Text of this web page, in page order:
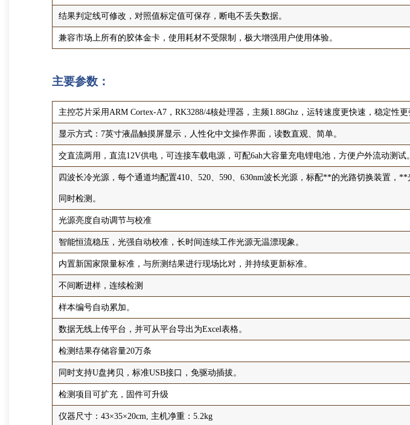
结果判定线可修改，对照值标定值可保存，断电不丢失数据。
兼容市场上所有的胶体金卡，使用耗材不受限制，极大增强用户使用体验。
主要参数：
主控芯片采用ARM Cortex-A7，RK3288/4核处理器，主频1.88Ghz，运转速度更快速，稳定性更
显示方式：7英寸液晶触摸屏显示，人性化中文操作界面，读数直观、简单。
交直流两用，直流12V供电，可连接车载电源，可配6ah大容量充电锂电池，方便户外流动测试。
四波长冷光源，每个通道均配置410、520、590、630nm波长光源，标配**的光路切换装置，
同时检测。
光源亮度自动调节与校准
智能恒流稳压，光强自动校准，长时间连续工作光源无温漂现象。
内置新国家限量标准，与所测结果进行现场比对，并持续更新标准。
不间断进样，连续检测
样本编号自动累加。
数据无线上传平台，并可从平台导出为Excel表格。
检测结果存储容量20万条
同时支持U盘拷贝，标准USB接口，免驱动插拔。
检测项目可扩充，固件可升级
仪器尺寸：43×35×20cm, 主机净重：5.2kg